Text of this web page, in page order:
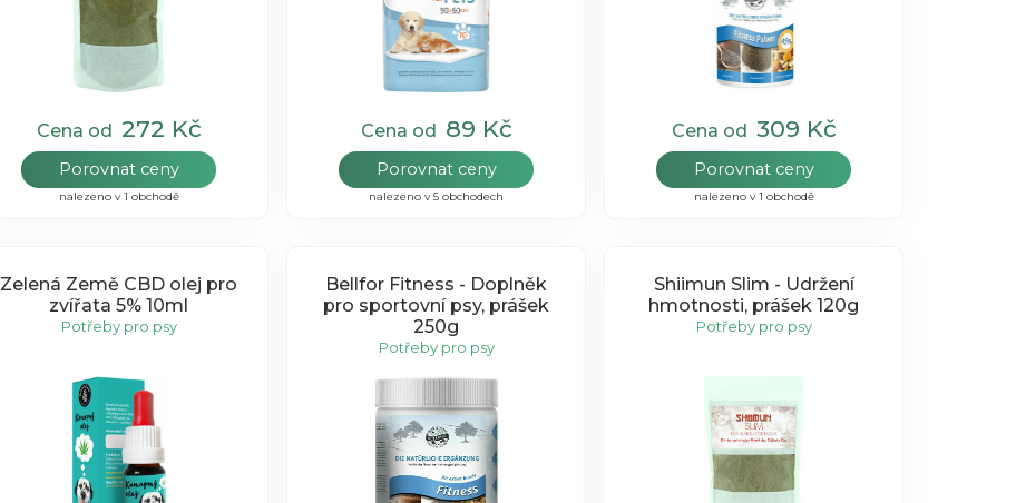
Cena od 272 Kč
Porovnat ceny
nalezeno v 1 obchodě
Cena od 89 Kč
Porovnat ceny
nalezeno v 5 obchodech
Cena od 309 Kč
Porovnat ceny
nalezeno v 1 obchodě
Zelená Země CBD olej pro
zvířata 5% 10ml
Potřeby pro psy
Bellfor Fitness - Doplněk
pro sportovní psy, prášek
250g
Potřeby pro psy
Shiimun Slim - Udržení
hmotnosti, prášek 120g
Potřeby pro psy